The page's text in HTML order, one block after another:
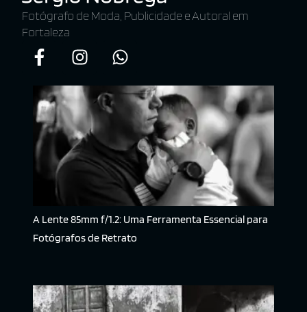
Fotógrafo de Moda, Publicidade e Autoral em
Fortaleza
A Lente 85mm f/1.2: Uma Ferramenta Essencial para
Fotógrafos de Retrato